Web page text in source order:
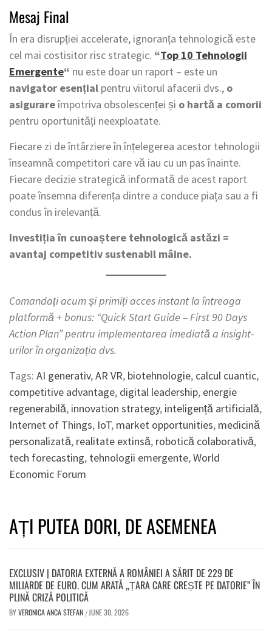
Mesaj Final
În era disrupției accelerate, ignoranța tehnologică este
cel mai costisitor risc strategic. “Top 10 Tehnologii
Emergente“ nu este doar un raport – este un
navigator esențial pentru viitorul afacerii dvs., o
asigurareîmpotriva obsolescenței și o hartă a comorii
pentru oportunități neexploatate.
Fiecare zi de întârziere în înțelegerea acestor tehnologii
înseamnă competitori care vă iau cu un pas înainte.
Fiecare decizie strategică informată de acest raport
poate însemna diferența dintre a conduce piața sau a fi
condus în irelevanță.
Investiția în cunoaștere tehnologică astăzi =
avantaj competitiv sustenabil mâine.
Comandați acum și primiți acces instant la întreaga
platformă + bonus: “Quick Start Guide – First 90 Days
Action Plan” pentru implementarea imediată a insight-
urilor în organizația dvs.
Tags: AI generativ,AR VR, biotehnologie, calcul cuantic,
competitive advantage, digital leadership, energie
regenerabilă, innovation strategy, inteligență artificială,
Internet of Things, IoT, market opportunities, medicină
personalizată, realitate extinsă, robotică colaborativă,
tech forecasting, tehnologii emergente,World
Economic Forum
AȚI PUTEA DORI, DE ASEMENEA
EXCLUSIV | DATORIA EXTERNĂ A ROMÂNIEI A SĂRIT DE 229 DE
MILIARDE DE EURO. CUM ARATĂ „ȚARA CARE CREȘTE PE DATORIE” ÎN
PLINĂ CRIZĂ POLITICĂ
BYVERONICA ANCA STEFAN / JUNE 30, 2026